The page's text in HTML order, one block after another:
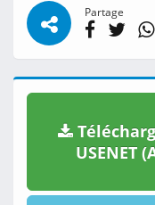
Partage
USENET